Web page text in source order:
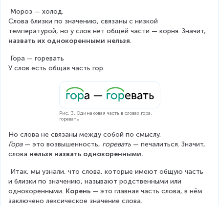
Мороз — холод.
Слова близки по значению, связаны с низкой
температурой, но у слов нет общей части — корня. Значит,
назвать их однокоренными нельзя.
Гора — горевать
У слов есть общая часть гор.
Рис. 3. Одинаковая часть в словах гора,
горевать
Но слова не связаны между собой по смыслу.
Гора — это возвышенность, горевать — печалиться. Значит,
слова нельзя назвать однокоренными.
Итак, мы узнали, что слова, которые имеют общую часть
и близки по значению, называют родственными или
однокоренными. Корень — это главная часть слова, в нём
заключено лексическое значение слова.